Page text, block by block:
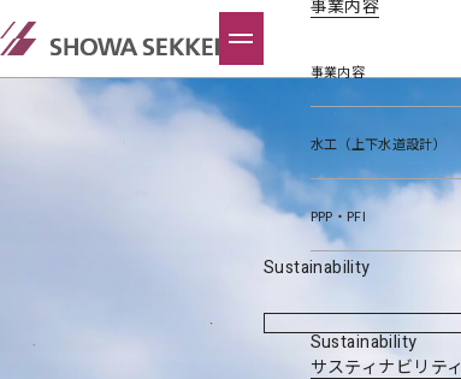
事業内容
事業内容
水工（上下水道設計）
PPP・PFI
Sustainability
Sustainability
サスティナビリティ